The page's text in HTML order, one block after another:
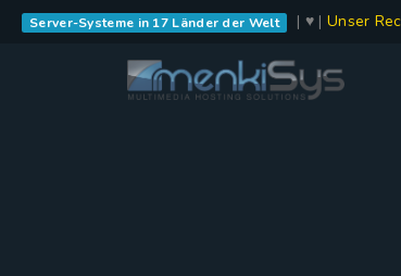
Server-Systeme in 17 Länder der Welt | ♥ | Unser